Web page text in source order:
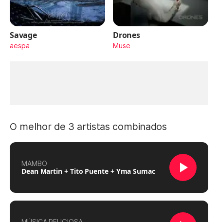
Savage
aespa
Drones
Muse
O melhor de 3 artistas combinados
MAMBO
Dean Martin + Tito Puente + Yma Sumac